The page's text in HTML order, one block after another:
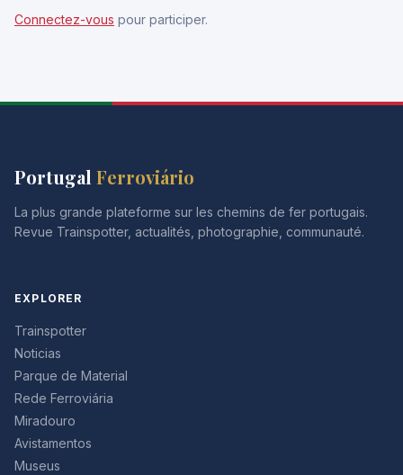
Connectez-vous pour participer.
Portugal Ferroviário
La plus grande plateforme sur les chemins de fer portugais.
Revue Trainspotter, actualités, photographie, communauté.
EXPLORER
Trainspotter
Noticias
Parque de Material
Rede Ferroviária
Miradouro
Avistamentos
Museus